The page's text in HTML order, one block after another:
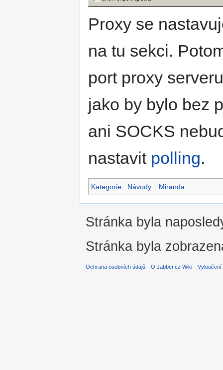
Proxy se
na tu sekci.
port proxy
jako by bylo bez
ani SOCKS
nastavit polling.
Kategorie: Návody Miranda
Stránka byla
Stránka byla
Ochrana osobních údajů O Jabber.cz Wiki Vyloučení